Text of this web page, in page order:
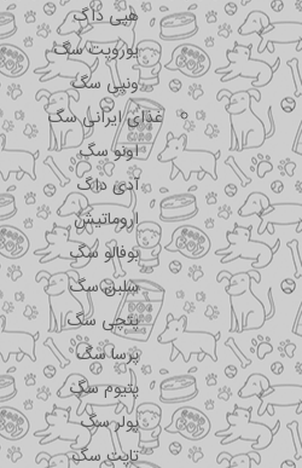
هپی داگ
یوروپت سگ
ونپی سگ
غذای ایرانی سگ
اونو سگ
آدی داگ
اروماتیش
بوفالو سگ
سلبن سگ
پتچی سگ
پرسا سگ
پتیوم سگ
پولر سگ
تاپت سگ